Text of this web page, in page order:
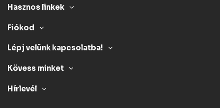
Hasznos linkek
Fiókod
Lépj velünk kapcsolatba!
Kövess minket
Hírlevél